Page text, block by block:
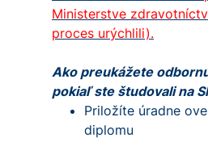
Ministerstve
proces urýchlili).
Ako preukážete
pokiaľ ste študovali na
Priložíte úradne
diplomu